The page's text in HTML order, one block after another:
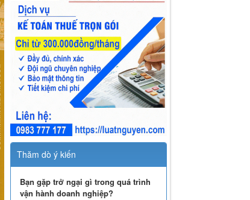
Thăm dò ý kiến
Bạn gặp trở ngại gì trong quá trình
vận hành doanh nghiệp?